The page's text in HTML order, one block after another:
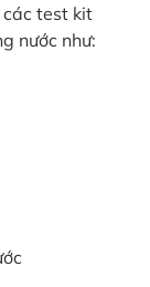
các test kit
nước như: